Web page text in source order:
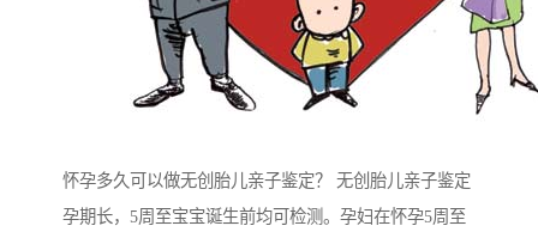
怀孕多久可以做无创胎儿亲子鉴定？ 无创胎儿亲子鉴定
孕期长，5周至宝宝诞生前均可检测。孕妇在怀孕5周至